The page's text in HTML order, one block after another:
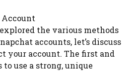
Account
the various methods
accounts, let’s discuss
your account. The first and
use a strong, unique